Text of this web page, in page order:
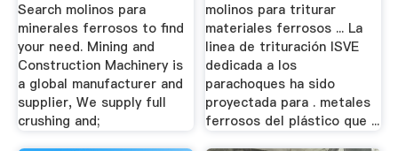
Search molinos para
minerales ferrosos to find
your need. Mining and
Construction Machinery is
a global manufacturer and
supplier, We supply full
crushing and;
molinos para triturar
materiales ferrosos ... La
linea de trituración ISVE
dedicada a los
parachoques ha sido
proyectada para . metales
ferrosos del plástico que ...